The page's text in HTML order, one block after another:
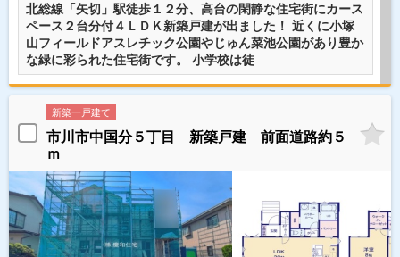
北総線「矢切」駅徒歩１２分、高台の閑静な住宅街にカース
ペース２台分付４ＬＤＫ新築戸建が出ました！ 近くに小塚
山フィールドアスレチック公園やじゅん菜池公園があり豊か
な緑に彩られた住宅街です。 小学校は徒
新築一戸建て
市川市中国分５丁目 新築戸建 前面道路約５
ｍ